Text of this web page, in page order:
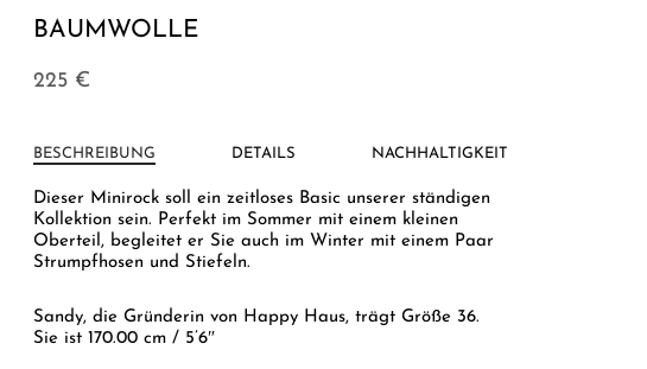
BAUMWOLLE
225 €
BESCHREIBUNG DETAILS NACHHALTIGKEIT
Dieser Minirock soll ein zeitloses Basic unserer ständigen
Kollektion sein. Perfekt im Sommer mit einem kleinen
Oberteil, begleitet er Sie auch im Winter mit einem Paar
Strumpfhosen und Stiefeln.
Sandy, die Gründerin von Happy Haus, trägt Größe 36.
Sie ist 170.00 cm / 5’6″